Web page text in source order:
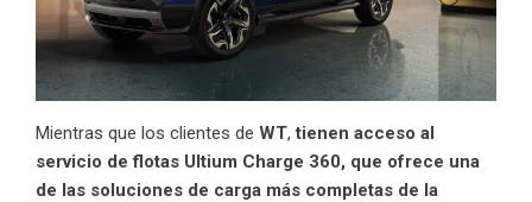
Mientras que los clientes de WT,tienen acceso al
servicio de flotas Ultium Charge 360, que ofrece una
de las soluciones de carga más completas de la